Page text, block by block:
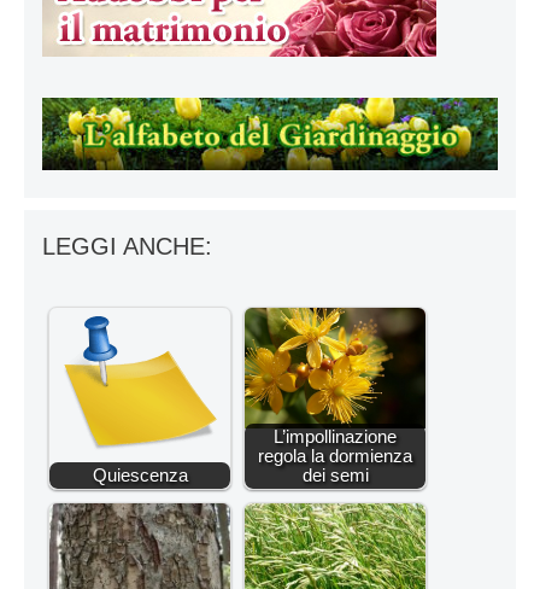
LEGGI ANCHE:
Quiescenza
L’impollinazione
regola la dormienza
dei semi